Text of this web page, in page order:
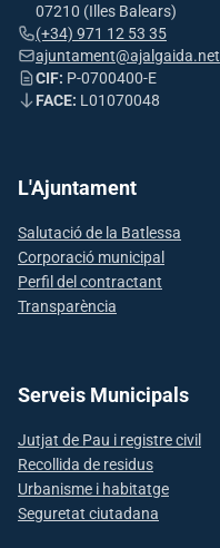
07210 (Illes Balears)
(+34) 971 12 53 35
ajuntament@ajalgaida.net
CIF: P-0700400-E
FACE: L01070048
L'Ajuntament
Salutació de la Batlessa
Corporació municipal
Perfil del contractant
Transparència
Serveis Municipals
Jutjat de Pau i registre civil
Recollida de residus
Urbanisme i habitatge
Seguretat ciutadana